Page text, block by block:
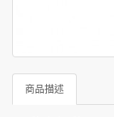
商品描述